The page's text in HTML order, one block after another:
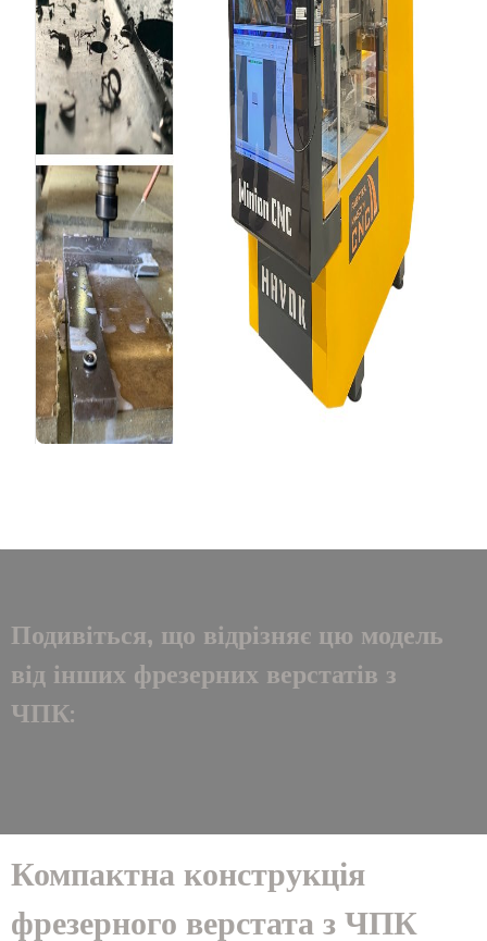
Подивіться, що відрізняє цю модель
від інших фрезерних верстатів з
ЧПК:
Компактна конструкція
фрезерного верстата з ЧПК